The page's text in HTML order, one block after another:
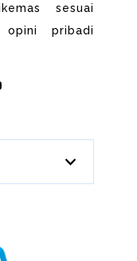
sesuai
opini pribadi